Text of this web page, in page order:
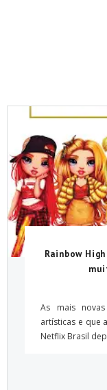
Rainbow
As mais
artísticas e que
Netflix Brasil